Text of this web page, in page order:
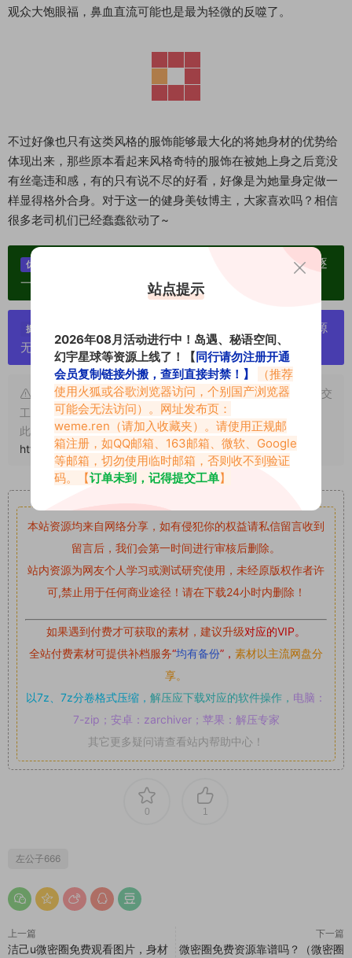
观众大饱眼福，鼻血直流可能也是最为轻微的反噬了。
不过好像也只有这类风格的服饰能够最大化的将她身材的优势给
体现出来，那些原本看起来风格奇特的服饰在被她上身之后竟没
有丝毫违和感，有的只有说不尽的好看，好像是为她量身定做一
样显得格外合身。对于这一的健身美钕博主，大家喜欢吗？相信
很多老司机们已经蠢蠢欲动了~
优势：
单个博主作品统一整合分享、素材高度去重复、逐
一归档方便收藏！
提示：
严禁搬运资源链接，一经发现封号处理，素材资源
无露点、需求请绕道，关闭本站网页！
申明：本文资源均来源网友分享，若侵犯了您的权限可以提交
工单处理。
此外本文章皆属于原创文章，转载请注明出处！原文链接：
https://www.vmiba.com/1317.html
重要声明
本站资源均来自网络分享，如有侵犯你的权益请私信留言收到
留言后，我们会第一时间进行审核后删除。
站内资源为网友个人学习或测试研究使用，未经原版权作者许
可,禁止用于任何商业途径！请在下载24小时内删除！
如果遇到付费才可获取的素材，建议升级对应的VIP。
全站付费素材可提供补档服务“均有备份”， 素材以主流网盘分
享。
以7z、7z分卷格式压缩， 解压应下载对应的软件操作， 电脑：
7-zip；安卓：zarchiver；苹果：解压专家
其它更多疑问请查看站内帮助中心！
0 1
左公子666
上一篇
洁己u微密圈免费观看图片，身材
下一篇
微密圈免费资源靠谱吗？（微密圈
站点提示
2026年08月活动进行中！岛遇、秘语空间、
幻宇星球等资源上线了！【 同行请勿注册开通
会员复制链接外搬，查到直接封禁！】
（推荐
使用火狐或谷歌浏览器访问，个别国产浏览器
可能会无法访问）。网址发布页：
weme.ren （请加入收藏夹）。请使用正规邮
箱注册，如QQ邮箱、163邮箱、微软、Google
等邮箱，切勿使用临时邮箱，否则收不到验证
码。【订单未到，记得提交工单】